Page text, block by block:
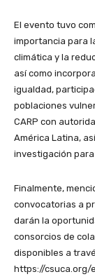
El evento tuvo
importancia para
climática y la
así como
igualdad,
poblaciones
CARP con
América Latina,
investigación para
Finalmente,
convocatorias a
darán la
consorcios de
disponibles a
https://csuca.org/